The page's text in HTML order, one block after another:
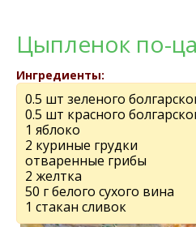
Цыпленок по-
Ингредиенты:
0.5 шт зеленого
0.5 шт красного
1 яблоко
2 куриные грудки
отваренные грибы
2 желтка
50 г белого сухого вина
1 стакан сливок